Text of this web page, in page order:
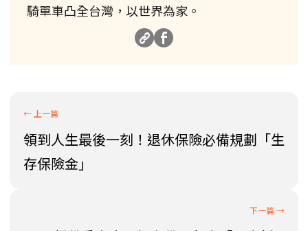
騎單車凸全台灣，以世界為家。
領到人生最後一刻！退休保險必備規劃「生
存保險金」